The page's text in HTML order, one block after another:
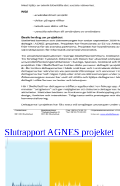
Slutrapport AGNES projektet